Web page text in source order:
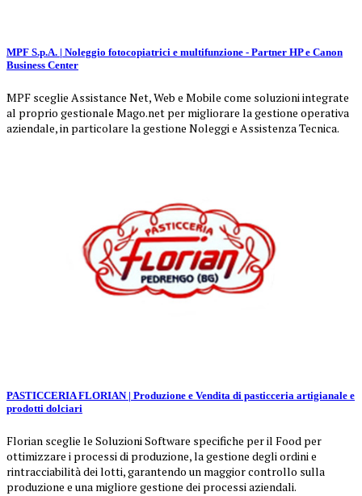
MPF S.p.A. | Noleggio fotocopiatrici e multifunzione - Partner HP e Canon
Business Center
MPF sceglie Assistance Net, Web e Mobile come soluzioni integrate
al proprio gestionale Mago.net per migliorare la gestione operativa
aziendale, in particolare la gestione Noleggi e Assistenza Tecnica.
PASTICCERIA FLORIAN | Produzione e Vendita di pasticceria artigianale e
prodotti dolciari
Florian sceglie le Soluzioni Software specifiche per il Food per
ottimizzare i processi di produzione, la gestione degli ordini e
rintracciabilità dei lotti, garantendo un maggior controllo sulla
produzione e una migliore gestione dei processi aziendali.